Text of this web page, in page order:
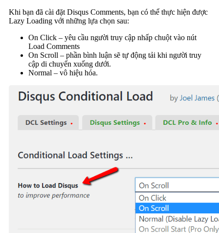
Khi bạn đã cài đặt Disqus Comments, bạn có thể thực hiện được
Lazy Loading với những lựa chọn sau:
On Click – yêu cầu người truy cập nhấp chuột vào nút
Load Comments
On Scroll – phần bình luận sẽ tự động tải khi người truy
cập di chuyển xuống dưới.
Normal – vô hiệu hóa.